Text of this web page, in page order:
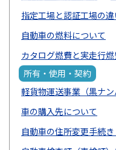
指定工場と認証工場の違
自動車の燃料について
カタログ燃費と実走行燃
所有・使用・契約
軽貨物運送事業（黒ナ
車の購入先について
自動車の住所変更手続き